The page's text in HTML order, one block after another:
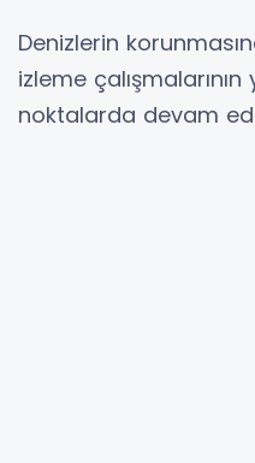
Denizlerin
izleme
noktalarda devam